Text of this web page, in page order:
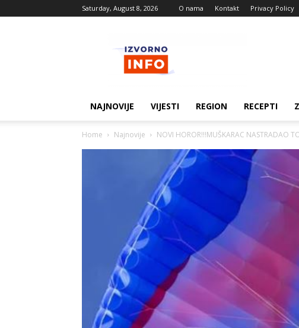
Saturday, August 8, 2026 O nama Kontakt Privacy Policy
vijesti
NAJNOVIJE VIJESTI REGION RECEPTI
Home Najnovije NOVI HOROR!!!MUŠKARAC